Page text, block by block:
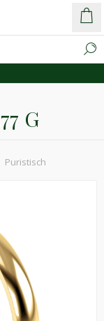
G
Puristisch